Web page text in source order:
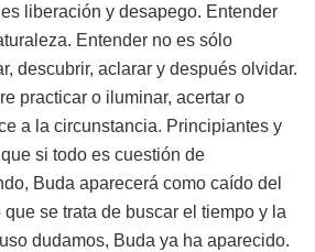
liberación y desapego. Entender
Entender no es sólo
descubrir, aclarar y después olvidar.
practicar o iluminar, acertar o
a la circunstancia. Principiantes y
si todo es cuestión de
Buda aparecerá como caído del
se trata de buscar el tiempo y la
dudamos, Buda ya ha aparecido.